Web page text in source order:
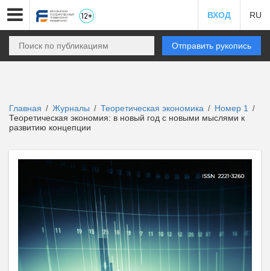
ВХОД RU
Отправить рукопись
Главная / Журналы / Теоретическая экономика / Номер 1 /
Теоретическая экономия: в новый год с новыми мыслями к
развитию концепции